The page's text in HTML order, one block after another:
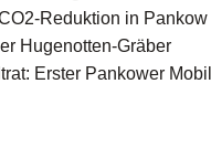
Reduktion in
Hugenotten-Gräber
Erster Pankower